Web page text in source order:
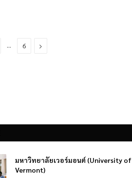
… 6 Next
มหาวิทยาลัยเวอร์มอนต์ (University of
Vermont)